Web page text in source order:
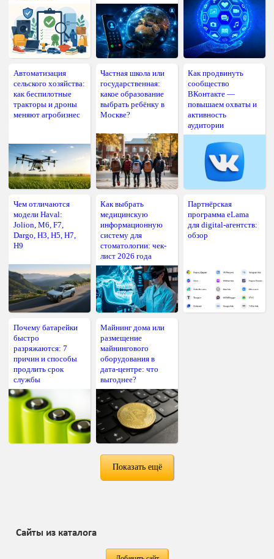
Автоматизация
сельского хозяйства:
как беспилотные
тракторы и дроны
меняют агробизнес
Частная школа или
государственная:
какое образование
выбрать ребёнку в
Москве?
Как продвинуть
сообщество
ВКонтакте —
повышаем охваты и
активность
аудитории
Чем отличаются
модели Haval:
Jolion, M6, F7,
Dargo, H3, H5, H7,
H9
Как выбрать
медицинскую
информационную
систему для
стоматологии: чек-
лист 2026 года
Партнёрская
программа eLama
для digital-агентств:
обзор
Почему батарейки
быстро
разряжаются: 7
причин и способы
продлить срок
службы
Майнинг дома или
размещение
майнингового
оборудования в
дата-центре: что
выгоднее?
Показать ещё
Сайты из каталога